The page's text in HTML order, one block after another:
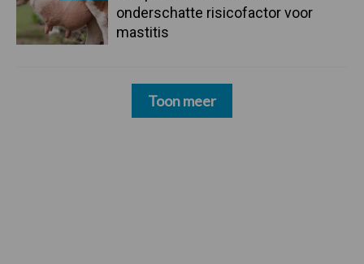
onderschatte risicofactor voor
mastitis
Toon meer